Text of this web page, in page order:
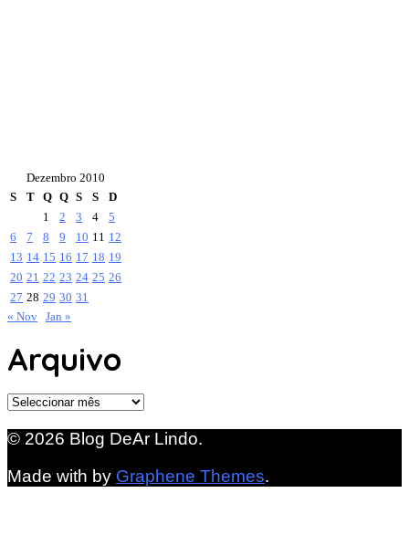
Dezembro 2010
S
T Q Q S S
D
1
2 3 4
5
6
7 8 9 10 11 12
13 14 15 16 17 18 19
20 21 22 23 24 25 26
27 28 29 30 31
« Nov Jan »
Arquivo
Arquivo
© 2026 Blog DeAr Lindo.
Made with by Graphene Themes.